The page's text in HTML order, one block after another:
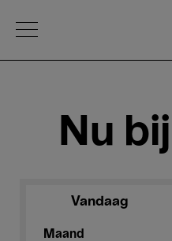
Open Menu
Nu
Vandaag
Maand